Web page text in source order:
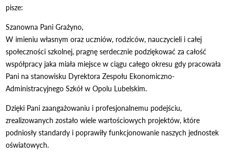
pisze:
Szanowna Pani Grażyno,
W imieniu własnym oraz uczniów, rodziców, nauczycieli i całej
społeczności szkolnej, pragnę serdecznie podziękować za całość
współpracy jaka miała miejsce w ciągu całego okresu gdy pracowała
Pani na stanowisku Dyrektora Zespołu Ekonomiczno-
Administracyjnego Szkół w Opolu Lubelskim.
Dzięki Pani zaangażowaniu i profesjonalnemu podejściu,
zrealizowanych zostało wiele wartościowych projektów, które
podniosły standardy i poprawiły funkcjonowanie naszych jednostek
oświatowych.